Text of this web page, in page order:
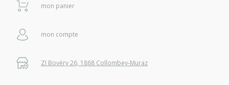
mon panier
mon compte
ZI Bovéry 26, 1868 Collombey-Muraz